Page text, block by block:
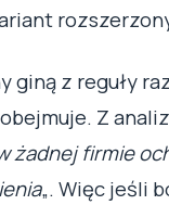
giną z reguły
Z
żadnej firmie
„. Więc jeśli